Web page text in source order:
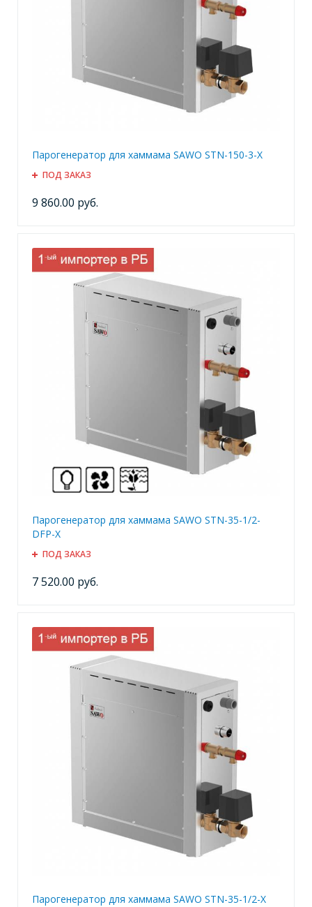
Парогенератор для хаммама SAWO STN-150-3-X
ПОД ЗАКАЗ
9 860.00 руб.
Парогенератор для хаммама SAWO STN-35-1/2-
DFP-X
ПОД ЗАКАЗ
7 520.00 руб.
Парогенератор для хаммама SAWO STN-35-1/2-X